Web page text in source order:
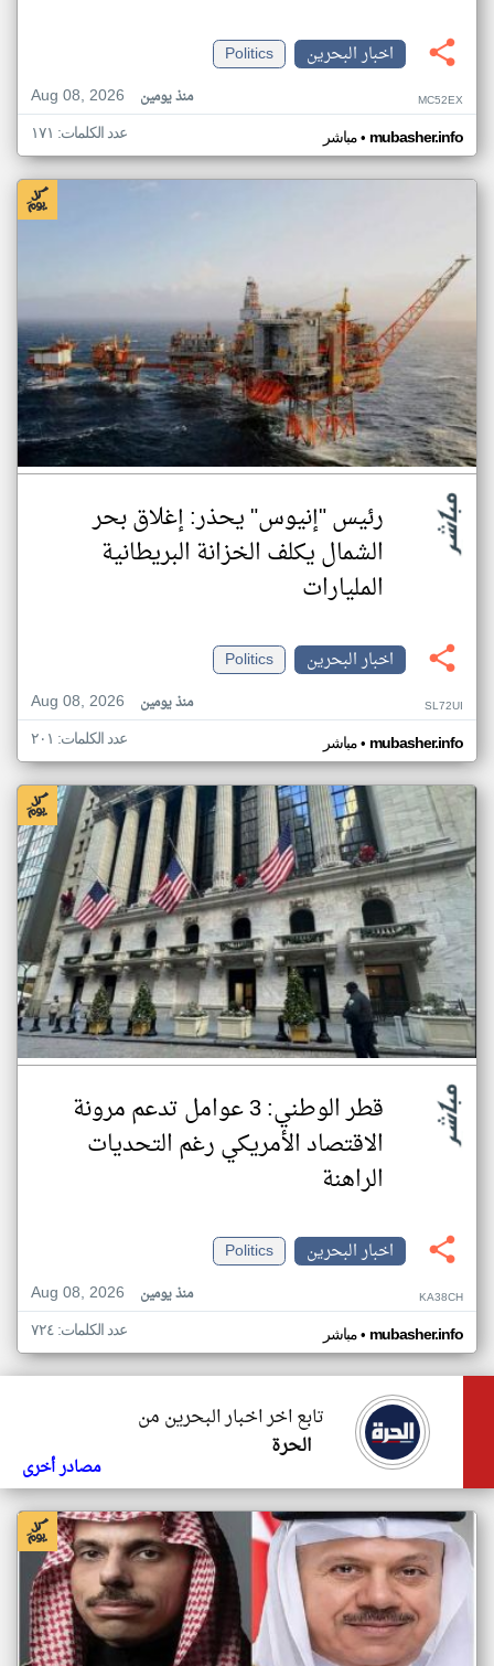
اخبار البحرين
Politics
Aug 08, 2026
منذ يومين MC52EX
مباشر• mubasher.info عدد الكلمات: ١٧١
رئيس "إنيوس" يحذر: إغلاق بحر
الشمال يكلف الخزانة البريطانية
المليارات
اخبار البحرين
Politics
Aug 08, 2026
منذ يومين SL72UI
مباشر• mubasher.info عدد الكلمات: ٢٠١
قطر الوطني: 3 عوامل تدعم مرونة
الاقتصاد الأمريكي رغم التحديات
الراهنة
اخبار البحرين
Politics
Aug 08, 2026
منذ يومين KA38CH
مباشر• mubasher.info عدد الكلمات: ٧٢٤
تابع اخر اخبار البحرين من
الحرة
مصادر أخرى